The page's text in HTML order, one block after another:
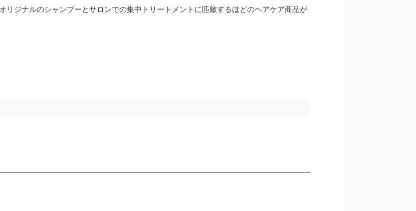
リジナルのシャンプーとサロンでの集中トリートメントに匹敵するほどのヘアケア商品が